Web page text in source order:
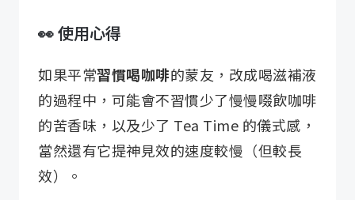
👀 使用心得
如果平常習慣喝咖啡的蒙友，改成喝滋補液
的過程中，可能會不習慣少了慢慢啜飲咖啡
的苦香味，以及少了 Tea Time 的儀式感，
當然還有它提神見效的速度較慢（但較長
效）。